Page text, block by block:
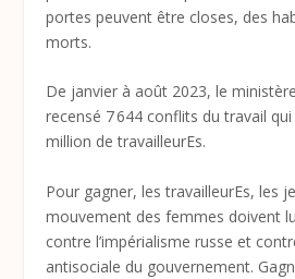
portes peuvent être closes, des
morts.
De janvier à août 2023, le
recensé 7 644 conflits du travail
million de travailleurEs.
Pour gagner, les travailleurEs, les
mouvement des femmes doivent
contre l’impérialisme russe et
antisociale du gouvernement.